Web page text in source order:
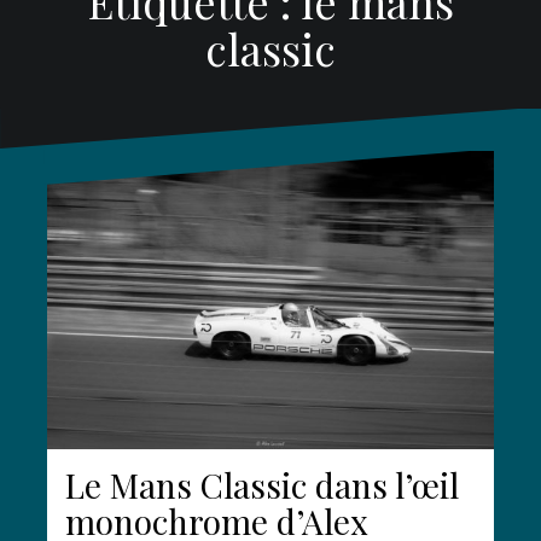
classic
Le Mans Classic dans l’œil
monochrome d’Alex